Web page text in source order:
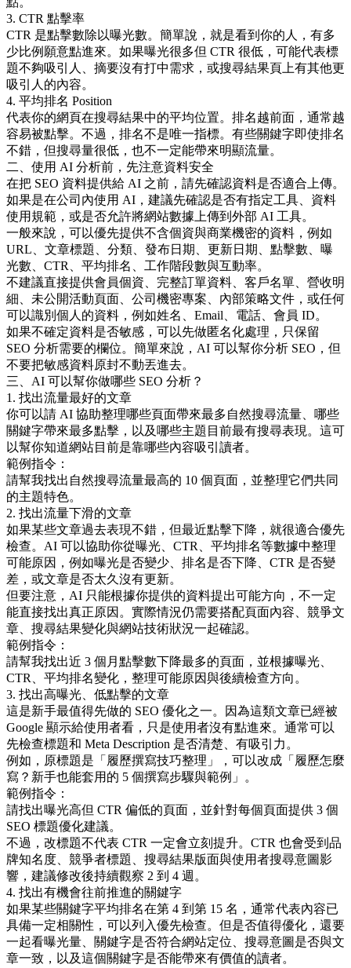
3. CTR 點擊率
CTR 是點擊數除以曝光數。簡單說，就是看到你的人，有多
少比例願意點進來。如果曝光很多但 CTR 很低，可能代表標
題不夠吸引人、摘要沒有打中需求，或搜尋結果頁上有其他更
吸引人的內容。
4. 平均排名 Position
代表你的網頁在搜尋結果中的平均位置。排名越前面，通常越
容易被點擊。不過，排名不是唯一指標。有些關鍵字即使排名
不錯，但搜尋量很低，也不一定能帶來明顯流量。
二、使用 AI 分析前，先注意資料安全
在把 SEO 資料提供給 AI 之前，請先確認資料是否適合上傳。
如果是在公司內使用 AI，建議先確認是否有指定工具、資料
使用規範，或是否允許將網站數據上傳到外部 AI 工具。
一般來說，可以優先提供不含個資與商業機密的資料，例如
URL、文章標題、分類、發布日期、更新日期、點擊數、曝
光數、CTR、平均排名、工作階段數與互動率。
不建議直接提供會員個資、完整訂單資料、客戶名單、營收明
細、未公開活動頁面、公司機密專案、內部策略文件，或任何
可以識別個人的資料，例如姓名、Email、電話、會員 ID。
如果不確定資料是否敏感，可以先做匿名化處理，只保留
SEO 分析需要的欄位。簡單來說，AI 可以幫你分析 SEO，但
不要把敏感資料原封不動丟進去。
三、AI 可以幫你做哪些 SEO 分析？
1. 找出流量最好的文章
你可以請 AI 協助整理哪些頁面帶來最多自然搜尋流量、哪些
關鍵字帶來最多點擊，以及哪些主題目前最有搜尋表現。這可
以幫你知道網站目前是靠哪些內容吸引讀者。
範例指令：
請幫我找出自然搜尋流量最高的 10 個頁面，並整理它們共同
的主題特色。
2. 找出流量下滑的文章
如果某些文章過去表現不錯，但最近點擊下降，就很適合優先
檢查。AI 可以協助你從曝光、CTR、平均排名等數據中整理
可能原因，例如曝光是否變少、排名是否下降、CTR 是否變
差，或文章是否太久沒有更新。
但要注意，AI 只能根據你提供的資料提出可能方向，不一定
能直接找出真正原因。實際情況仍需要搭配頁面內容、競爭文
章、搜尋結果變化與網站技術狀況一起確認。
範例指令：
請幫我找出近 3 個月點擊數下降最多的頁面，並根據曝光、
CTR、平均排名變化，整理可能原因與後續檢查方向。
3. 找出高曝光、低點擊的文章
這是新手最值得先做的 SEO 優化之一。因為這類文章已經被
Google 顯示給使用者看，只是使用者沒有點進來。通常可以
先檢查標題和 Meta Description 是否清楚、有吸引力。
例如，原標題是「履歷撰寫技巧整理」，可以改成「履歷怎麼
寫？新手也能套用的 5 個撰寫步驟與範例」。
範例指令：
請找出曝光高但 CTR 偏低的頁面，並針對每個頁面提供 3 個
SEO 標題優化建議。
不過，改標題不代表 CTR 一定會立刻提升。CTR 也會受到品
牌知名度、競爭者標題、搜尋結果版面與使用者搜尋意圖影
響，建議修改後持續觀察 2 到 4 週。
4. 找出有機會往前推進的關鍵字
如果某些關鍵字平均排名在第 4 到第 15 名，通常代表內容已
具備一定相關性，可以列入優先檢查。但是否值得優化，還要
一起看曝光量、關鍵字是否符合網站定位、搜尋意圖是否與文
章一致，以及這個關鍵字是否能帶來有價值的讀者。